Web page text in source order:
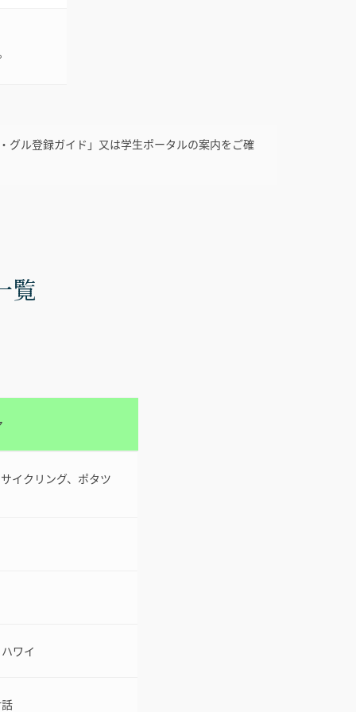
グル登録ガイド」又は学生ポータルの案内をご確
覧
イクリング、ポタツ
ワイ